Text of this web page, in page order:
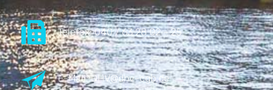
Telefax:040 / 63 28 02 - 25
E-Mail:DHV@dhv-cgb.de